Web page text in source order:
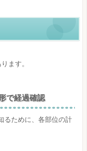
雰囲気でモ
がかかる！
ます。
で経過確認
るために、各部位の計